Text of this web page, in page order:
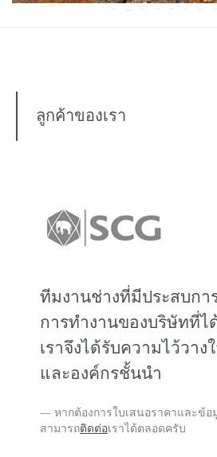
ลูกค้าของเรา
ทีมงานช่างที่มีประสบก
การทำงานของบริษัทที่ไ
เราจึงได้รับความไว้วา
และองค์กรชั้นนำ
หากต้องการใบเสนอราคาและข้อ
สามารถติดต่อเราได้ตลอดครับ